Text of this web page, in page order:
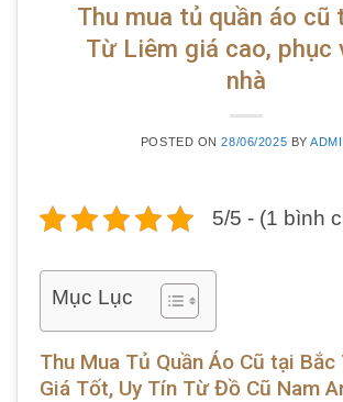
Thu mua tủ quần áo cũ
Từ Liêm giá cao, phục
nhà
POSTED ON28/06/2025 BY
5/5 - (1 bình
Mục Lục
Thu Mua Tủ Quần Áo Cũ tại
Giá Tốt, Uy Tín Từ Đồ Cũ Nam